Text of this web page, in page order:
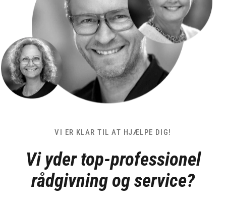
VI ER KLAR TIL AT HJÆLPE DIG!
Vi yder top-professionel
rådgivning og service?